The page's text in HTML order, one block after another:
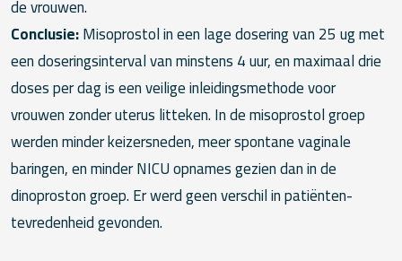
de vrouwen.
Conclusie:Misoprostol in een lage dosering van 25 ug met
een doseringsinterval van minstens 4 uur, en maximaal drie
doses per dag is een veilige inleidingsmethode voor
vrouwen zonder uterus litteken. In de misoprostol groep
werden minder keizersneden, meer spontane vaginale
baringen, en minder NICU opnames gezien dan in de
dinoproston groep. Er werd geen verschil in patiënten-
tevredenheid gevonden.